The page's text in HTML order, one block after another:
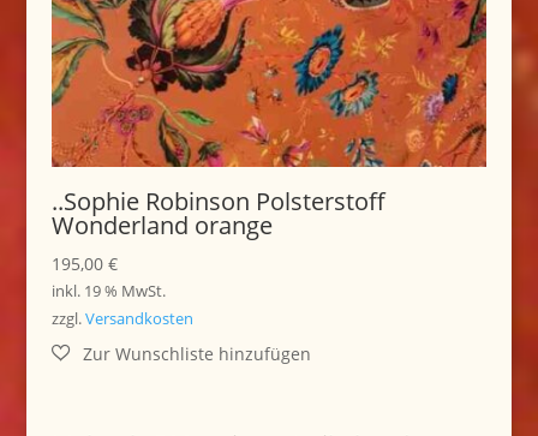
..Sophie Robinson Polsterstoff
Wonderland orange
195,00 €
inkl. 19 % MwSt.
zzgl.Versandkosten